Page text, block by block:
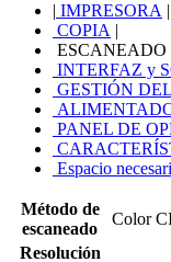
| IMPRESORA |
COPIA |
ESCANEADO
INTERFAZ y
GESTIÓN
PANEL DE
Espacio
Método de
escaneado
Color
Resolución